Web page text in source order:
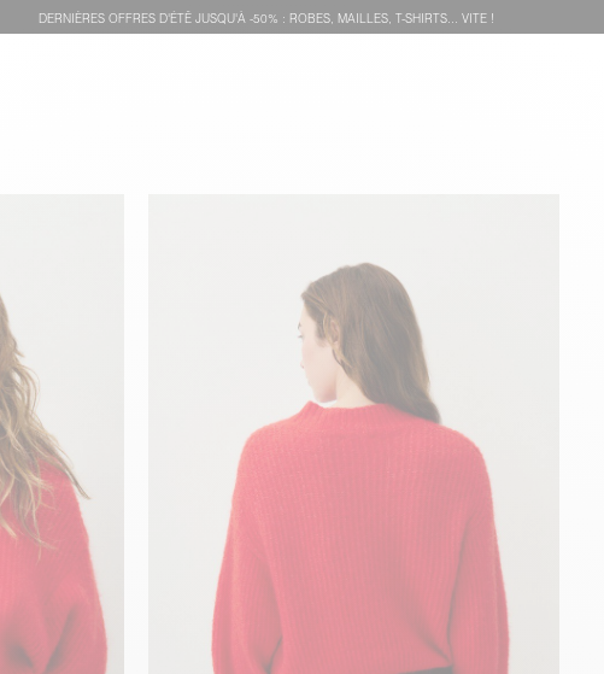
DERNIÈRES OFFRES D'ÉTÊ JUSQU'À -50% : ROBES, MAILLES, T-SHIRTS... VITE !